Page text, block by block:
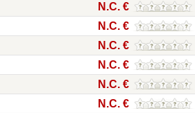
N.C. €
N.C. €
N.C. €
N.C. €
N.C. €
N.C. €